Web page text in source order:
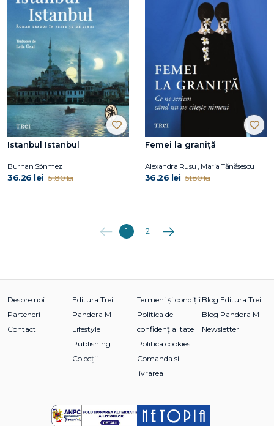
Istanbul Istanbul
Burhan Sönmez
36.26 lei 51.80 lei
Femei la graniță
Alexandra Rusu , Maria Tănăsescu
36.26 lei 51.80 lei
Anterioara
1 2 Următoarea
Despre noi
Parteneri
Contact
Editura Trei
Pandora M
Lifestyle
Publishing
Colecții
Termeni și condiții
Politica de
confidențialitate
Politica cookies
Comanda si
livrarea
Blog Editura Trei
Blog Pandora M
Newsletter